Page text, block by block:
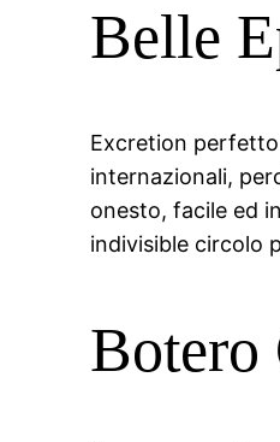
Belle
Excretion
internazionali,
onesto, facile ed
indivisible circolo
Botero